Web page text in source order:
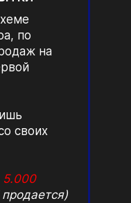
по
на
своих
5.000